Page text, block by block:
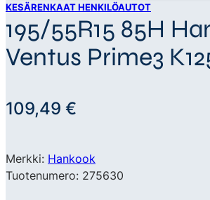
KESÄRENKAAT HENKILÖAUTOT
195/55R15 85H
Ventus Prime3
109,49 €
Merkki: Hankook
Tuotenumero: 275630